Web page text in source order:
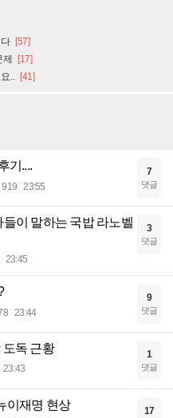
[57]
[17]
.. [41]
기....
919 23:55
7
댓글
이 말하는 국밥 라노벨
23:45
3
댓글
23:44
9
댓글
도독 근황
23:43
1
댓글
이재명 현상 17